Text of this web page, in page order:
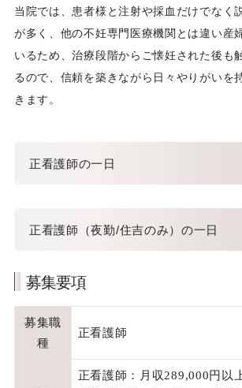
当院では、患者様と注射や採血だけでなく
が多く、他の不妊専門医療機関とは違い産
いるため、治療段階からご懐妊された後も
るので、信頼を築きながら日々やりがいを
きます。
正看護師の一日
正看護師（夜勤/住吉のみ）の一日
募集要項
募集職
種
正看護師
正看護師：月収289,000円以